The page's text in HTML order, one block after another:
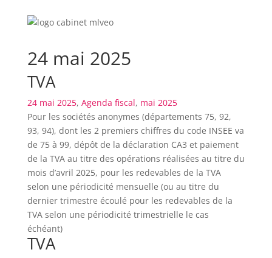
24 mai 2025
TVA
24 mai 2025, Agenda fiscal, mai 2025
Pour les sociétés anonymes (départements 75, 92,
93, 94), dont les 2 premiers chiffres du code INSEE va
de 75 à 99, dépôt de la déclaration CA3 et paiement
de la TVA au titre des opérations réalisées au titre du
mois d’avril 2025, pour les redevables de la TVA
selon une périodicité mensuelle (ou au titre du
dernier trimestre écoulé pour les redevables de la
TVA selon une périodicité trimestrielle le cas
échéant)
TVA